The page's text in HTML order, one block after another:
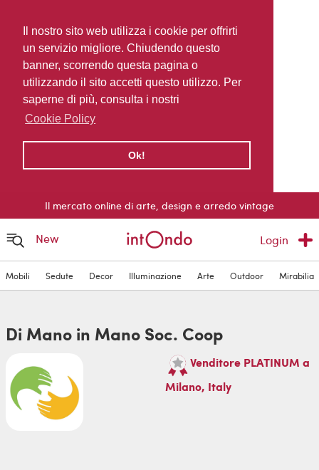
Il nostro sito web utilizza i cookie per offrirti
un servizio migliore. Chiudendo questo
banner, scorrendo questa pagina o
utilizzando il sito accetti questo utilizzo. Per
saperne di più, consulta i nostri
Cookie Policy
Ok!
Il mercato online di arte, design e arredo vintage
New Login
Mobili Sedute Decor Illuminazione Arte Outdoor Mirabilia
Di Mano in Mano Soc. Coop
Venditore PLATINUM a
Milano, Italy